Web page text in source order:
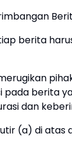
berita
pada berita
dan
(a) di atas